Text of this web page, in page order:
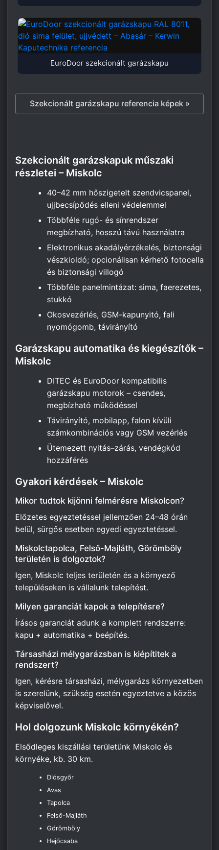
EuroDoor szekcionált garázskapu
Szekcionált garázskapu referencia képek »
Szekcionált garázskapuk műszaki
részletei – Miskolc
40–42 mm hőszigetelt szendvicspanel,
ujjbecsípődés elleni védelemmel
Többféle rugó- és sínrendszer
megbízható, hosszú távú használatra
Elektronikus akadályérzékelés, biztonsági
vészkioldó; opcionálisan kérhető fotocella
és biztonsági villogó
Többféle panelmintázat: sima, faerezetes,
stukkó
Okosvezérlés, GSM-kapunyitó, fali
nyomógomb, távirányító
Garázskapu automatika és kiegészítők –
Miskolc
DITEC és EuroDoor kompatibilis
garázskapu motorok – csendes,
megbízható működéssel
Távirányító, mobilapp, falon kívüli
számkombinációs vagy GSM vezérlés
Ütemezett nyitás–zárás, vendégkód
hozzáférés
Gyakori kérdések – Miskolc
Mikor tudtok kijönni felmérésre Miskolcon?
Előzetes egyeztetéssel jellemzően 24–48 órán
belül, sürgős esetben egyedi egyeztetéssel.
Miskolctapolca, Felső-Majláth, Görömböly
területén is dolgoztok?
Igen, Miskolc teljes területén és a környező
településeken is vállalunk telepítést.
Milyen garanciát kapok a telepítésre?
Írásos garanciát adunk a komplett rendszerre:
kapu + automatika + beépítés.
Társasházi mélygarázsban is kiépítitek a
rendszert?
Igen, kérésre társasházi, mélygarázs környezetben
is szerelünk, szükség esetén egyeztetve a közös
képviselővel.
Hol dolgozunk Miskolc környékén?
Elsődleges kiszállási területünk Miskolc és
környéke, kb. 30 km.
Diósgyőr
Avas
Tapolca
Felső-Majláth
Görömböly
Hejőcsaba